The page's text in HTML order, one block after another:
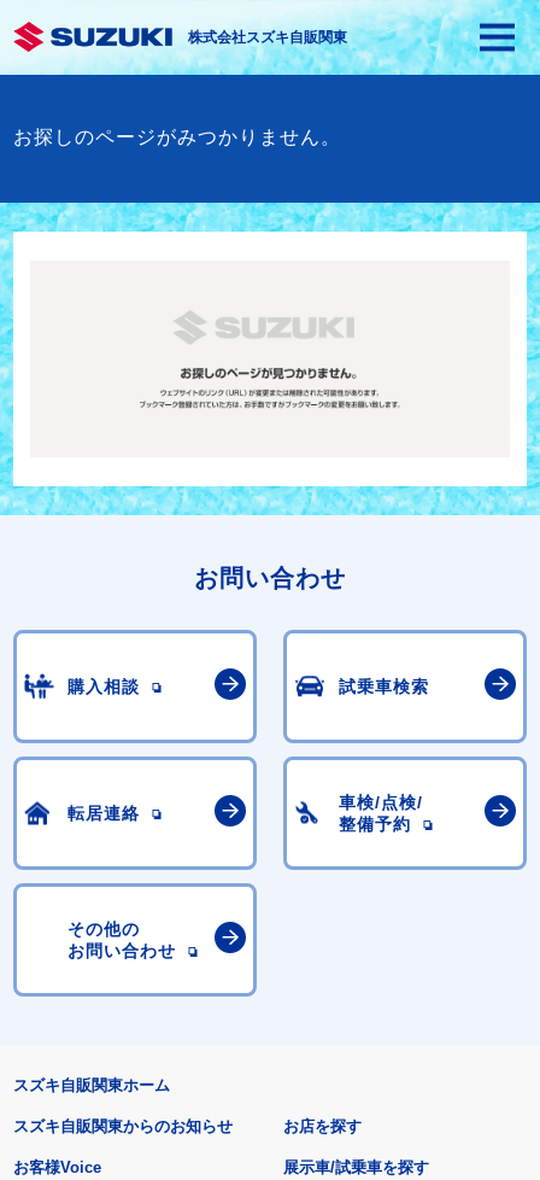
株式会社スズキ自販関東
お探しのページがみつかりません。
お問い合わせ
購入相談 試乗車検索
転居連絡
車検/点検/
整備予約
その他の
お問い合わせ
スズキ自販関東ホーム
スズキ自販関東からのお知らせ
お客様Voice
お店を探す
展示車/試乗車を探す